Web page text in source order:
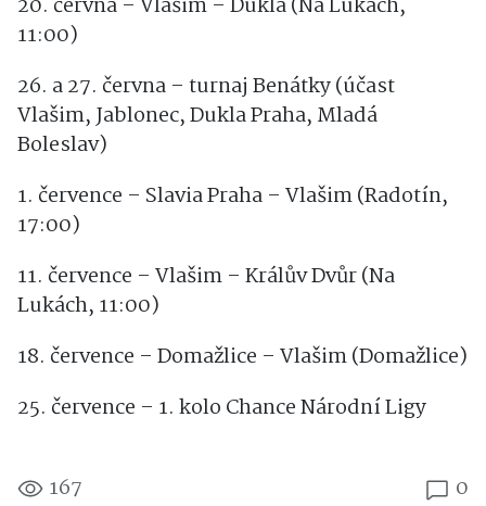
11:00)
26. a 27. června – turnaj Benátky (účast
Vlašim, Jablonec, Dukla Praha, Mladá
Boleslav)
1. července – Slavia Praha – Vlašim (Radotín,
17:00)
11. července – Vlašim – Králův Dvůr (Na
Lukách, 11:00)
18. července – Domažlice – Vlašim (Domažlice)
25. července – 1. kolo Chance Národní Ligy
167 0